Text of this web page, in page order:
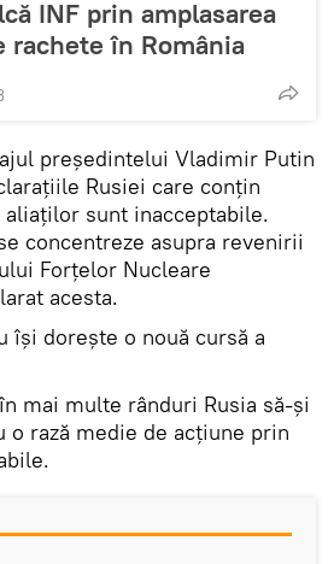
INF prin amplasarea
rachete în România
președintelui Vladimir Putin
Rusiei care conțin
sunt inacceptabile.
concentreze asupra revenirii
Forțelor Nucleare
acesta.
își dorește o nouă cursă a
mai multe rânduri Rusia să-și
o rază medie de acțiune prin